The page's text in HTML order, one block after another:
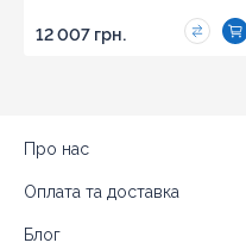
12 007 грн.
Про нас
Оплата та доставка
Блог